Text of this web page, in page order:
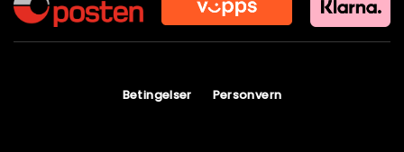
Betingelser Personvern